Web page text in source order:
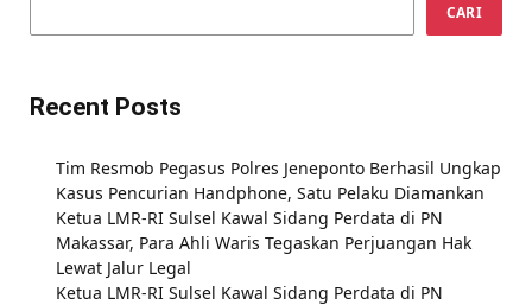
CARI
Recent Posts
Tim Resmob Pegasus Polres Jeneponto Berhasil Ungkap
Kasus Pencurian Handphone, Satu Pelaku Diamankan
Ketua LMR-RI Sulsel Kawal Sidang Perdata di PN
Makassar, Para Ahli Waris Tegaskan Perjuangan Hak
Lewat Jalur Legal
Ketua LMR-RI Sulsel Kawal Sidang Perdata di PN